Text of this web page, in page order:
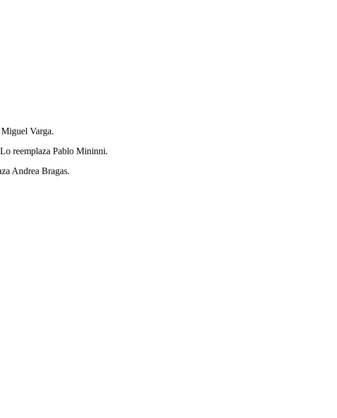
Varga.
reemplaza Pablo Mininni.
Andrea Bragas.